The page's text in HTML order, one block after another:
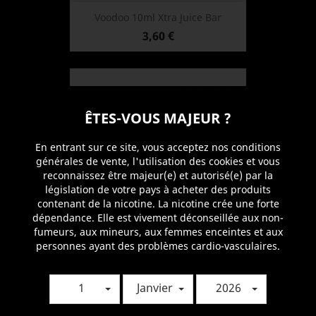
Voodoo 10ml Xtra Juice Bar
Prix
3,60 €
Prix
1,65 €
ÊTES-VOUS MAJEUR ?
En entrant sur ce site, vous acceptez nos conditions
générales de vente, l'utilisation des cookies et vous
reconnaissez être majeur(e) et autorisé(e) par la
législation de votre pays à acheter des produits
contenant de la nicotine. La nicotine crée une forte
dépendance. Elle est vivement déconseillée aux non-
fumeurs, aux mineurs, aux femmes enceintes et aux
personnes ayant des problèmes cardio-vasculaires.
1 Janvier 2026